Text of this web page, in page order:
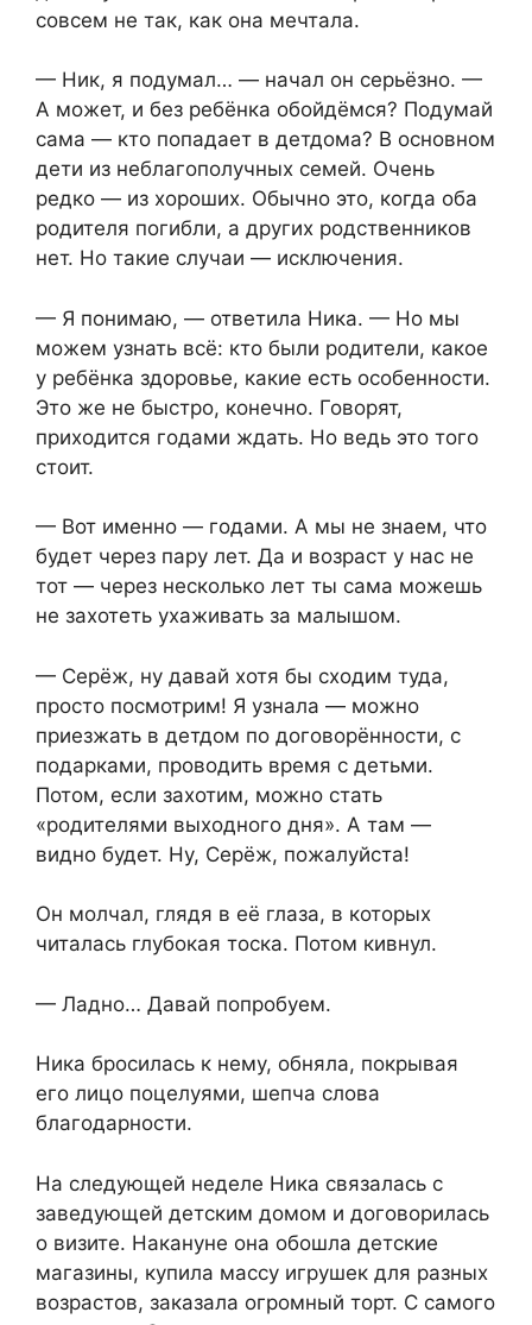
совсем не так, как она мечтала.
— Ник, я подумал… — начал он серьёзно. —
А может, и без ребёнка обойдёмся? Подумай
сама — кто попадает в детдома? В основном
дети из неблагополучных семей. Очень
редко — из хороших. Обычно это, когда оба
родителя погибли, а других родственников
нет. Но такие случаи — исключения.
— Я понимаю, — ответила Ника. — Но мы
можем узнать всё: кто были родители, какое
у ребёнка здоровье, какие есть особенности.
Это же не быстро, конечно. Говорят,
приходится годами ждать. Но ведь это того
стоит.
— Вот именно — годами. А мы не знаем, что
будет через пару лет. Да и возраст у нас не
тот — через несколько лет ты сама можешь
не захотеть ухаживать за малышом.
— Серёж, ну давай хотя бы сходим туда,
просто посмотрим! Я узнала — можно
приезжать в детдом по договорённости, с
подарками, проводить время с детьми.
Потом, если захотим, можно стать
«родителями выходного дня». А там —
видно будет. Ну, Серёж, пожалуйста!
Он молчал, глядя в её глаза, в которых
читалась глубокая тоска. Потом кивнул.
— Ладно… Давай попробуем.
Ника бросилась к нему, обняла, покрывая
его лицо поцелуями, шепча слова
благодарности.
На следующей неделе Ника связалась с
заведующей детским домом и договорилась
о визите. Накануне она обошла детские
магазины, купила массу игрушек для разных
возрастов, заказала огромный торт. С самого